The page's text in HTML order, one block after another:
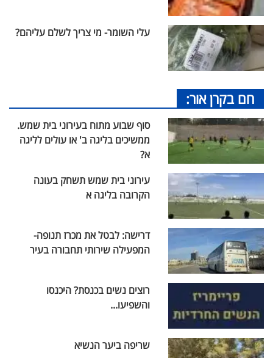
עלי השומר- מי צריך לשלם עליהם?
חם בקרן אור:
סוף שבוע מתוח בעירוני בית שמש.
ממשיכים בליגה ב' או עולים לליגה
א?
עירוני בית שמש תשחק בעונה
הקרובה בליגה א
דרישה: לבטל את מכרז תנופה-
המפעילה שירותי תחבורה בעיר
רוצים נשים בכנסת? היכנסו
והשפיעו...
שריפה ביער הנשיא